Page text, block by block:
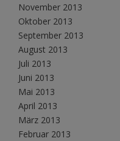
November 2013
Oktober 2013
September 2013
August 2013
Juli 2013
Juni 2013
Mai 2013
April 2013
März 2013
Februar 2013